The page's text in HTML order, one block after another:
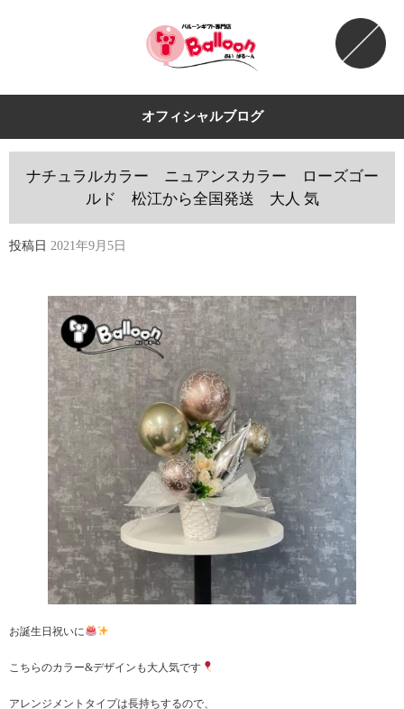
オフィシャルブログ
ナチュラルカラー ニュアンスカラー ローズゴー
ルド 松江から全国発送 大人 気
投稿日 2021年9月5日
お誕生日祝いに
こちらのカラー&デザインも大人気です
アレンジメントタイプは長持ちするので、